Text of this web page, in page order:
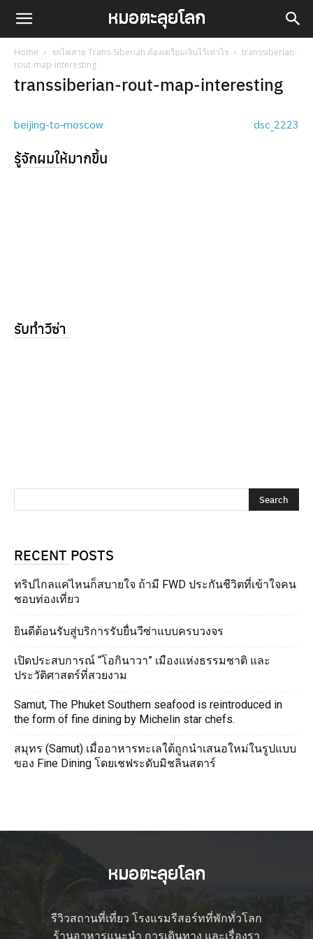
Home รถไฟสาย Trans-Siberian ต้องเตรียมเงินไว้เท่าไร
transsiberian-
rout-map-interesting
transsiberian-rout-map-interesting
beijing-to-moscow dsc_2223
รู้จักผมให้มากขึ้น
รับทำวีซ่า
RECENT POSTS
ทริปไกลแค่ไหนก็สบายใจ ถ้ามี FWD ประกันชีวิตที่เข้าใจคน
ชอบท่องเที่ยว
ยินดีต้อนรับสู่บริการรับยื่นวีซ่าแบบครบวงจร
เปิดประสบการณ์ “โอกินาวา” เมืองแห่งธรรมชาติ และ
ประวัติศาสตร์ที่สวยงาม
Samut, The Phuket Southern seafood is reintroduced in
the form of fine dining by Michelin star chefs.
สมุทร (Samut) เมื่ออาหารทะเลใต้ถูกนำเสนอใหม่ในรูปแบบ
ของ Fine Dining โดยเชฟระดับมิชลินสตาร์
รีวิวสถานที่เที่ยว โรงแรมรีสอร์ทที่พักทั่วโลก
ร้านอาหารแนะนำ การเดินทาง และเรื่องรา